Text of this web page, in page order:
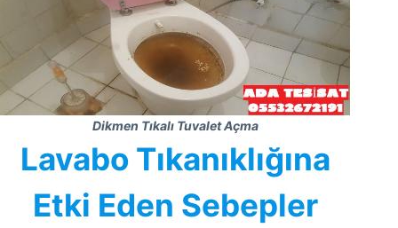
Dikmen Tıkalı Tuvalet Açma
Lavabo Tıkanıklığına
Etki Eden Sebepler